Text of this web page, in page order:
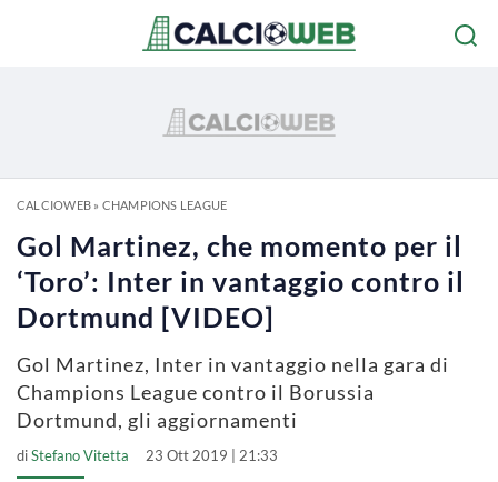
CALCIOWEB» CHAMPIONS LEAGUE
Gol Martinez, che momento per il
‘Toro’: Inter in vantaggio contro il
Dortmund [VIDEO]
Gol Martinez, Inter in vantaggio nella gara di
Champions League contro il Borussia
Dortmund, gli aggiornamenti
diStefano Vitetta 23 Ott 2019 | 21:33